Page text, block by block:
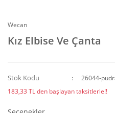
Wecan
Kız Elbise Ve Çanta
Stok Kodu
26044-
183,33 TL den başlayan taksitlerle!!